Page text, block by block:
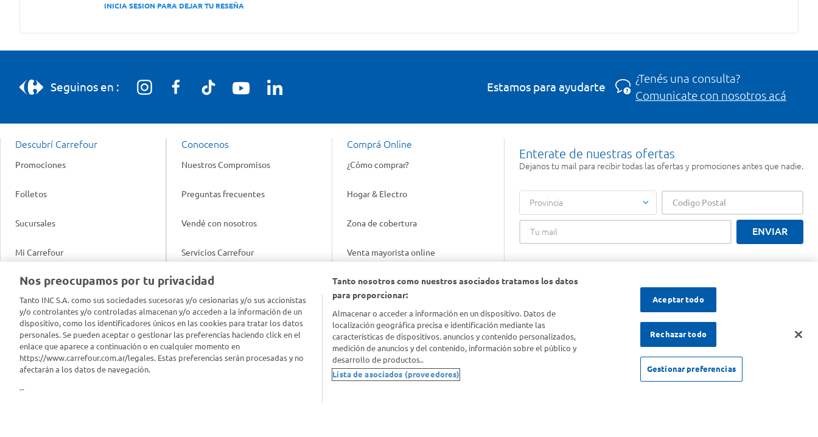
INICIA SESION PARA DEJAR TU RESEÑA
Seguinos en : Estamos para ayudarte
¿Tenés una consulta?
Comunicate con nosotros acá
Descubrí Carrefour
Promociones
Folletos
Sucursales
Mi Carrefour
Productos Carrefour
Tarjeta Mi Carrefour
Panel Carrefour
Puntos Verdes
Conocenos
Nuestros Compromisos
Preguntas frecuentes
Vendé con nosotros
Servicios Carrefour
Info útil
Tasas de interés
Contacto
Comprá Online
¿Cómo comprar?
Hogar & Electro
Zona de cobertura
Venta mayorista online
Gift cards empresariales
Enterate de nuestras ofertas
Dejanos tu mail para recibir todas las ofertas y promociones antes que nadie.
Provincia
ENVIAR
Nos preocupamos por tu privacidad
Tanto INC S.A. como sus sociedades sucesoras y/o cesionarias y/o sus accionistas
y/o controlantes y/o controladas almacenan y/o acceden a la información de un
dispositivo, como los identificadores únicos en las cookies para tratar los datos
personales. Se pueden aceptar o gestionar las preferencias haciendo click en el
enlace que aparece a continuación o en cualquier momento en
https://www.carrefour.com.ar/legales. Estas preferencias serán procesadas y no
afectarán a los datos de navegación.
--
Tanto nosotros como nuestros asociados tratamos los datos
para proporcionar:
Almacenar o acceder a información en un dispositivo. Datos de
localización geográfica precisa e identificación mediante las
características de dispositivos. anuncios y contenido personalizados,
medición de anuncios y del contenido, información sobre el público y
desarrollo de productos..
Lista de asociados (proveedores)
Aceptar todo
Rechazar todo
Gestionar preferencias